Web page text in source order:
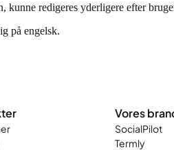
redigeres yderligere efter
på engelsk.
Vores
SocialPilot
Termly